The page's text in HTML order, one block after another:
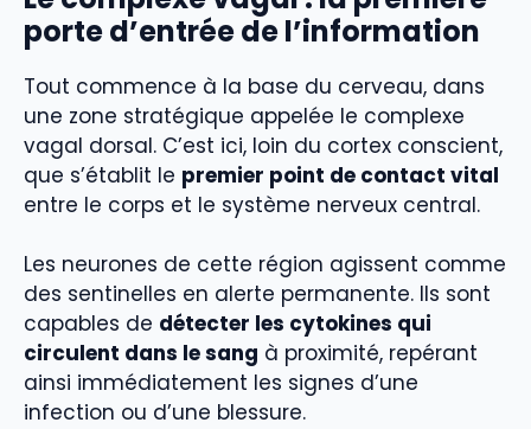
porte d’entrée de l’information
Tout commence à la base du cerveau, dans
une zone stratégique appelée le complexe
vagal dorsal. C’est ici, loin du cortex conscient,
que s’établit le premier point de contact vital
entre le corps et le système nerveux central.
Les neurones de cette région agissent comme
des sentinelles en alerte permanente. Ils sont
capables de détecter les cytokines qui
circulent dans le sang à proximité, repérant
ainsi immédiatement les signes d’une
infection ou d’une blessure.